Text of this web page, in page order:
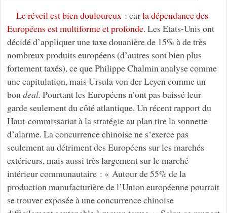
Le réveil est bien douloureux: carla dépendance des
Européens est multiforme et profonde. Les Etats-Unis ont
décidé d’appliquer une taxe douanière de 15% à de très
nombreux produits européens (d’autres sont bien plus
fortement taxés), ce que Philippe Chalmin analyse comme
une capitulation, mais Ursula von der Leyen comme un
bondeal. Pourtant les Européens n’ont pas baissé leur
garde seulement du côté atlantique. Un récent rapport du
Haut-commissariat à la stratégie au plan tire la sonnette
d’alarme. La concurrence chinoise ne s‘exerce pas
seulement au détriment des Européens sur les marchés
extérieurs, mais aussi très largement sur le marché
intérieur communautaire : « Autour de 55% de la
production manufacturière de l’Union européenne pourrait
se trouver exposée à une concurrence chinoise